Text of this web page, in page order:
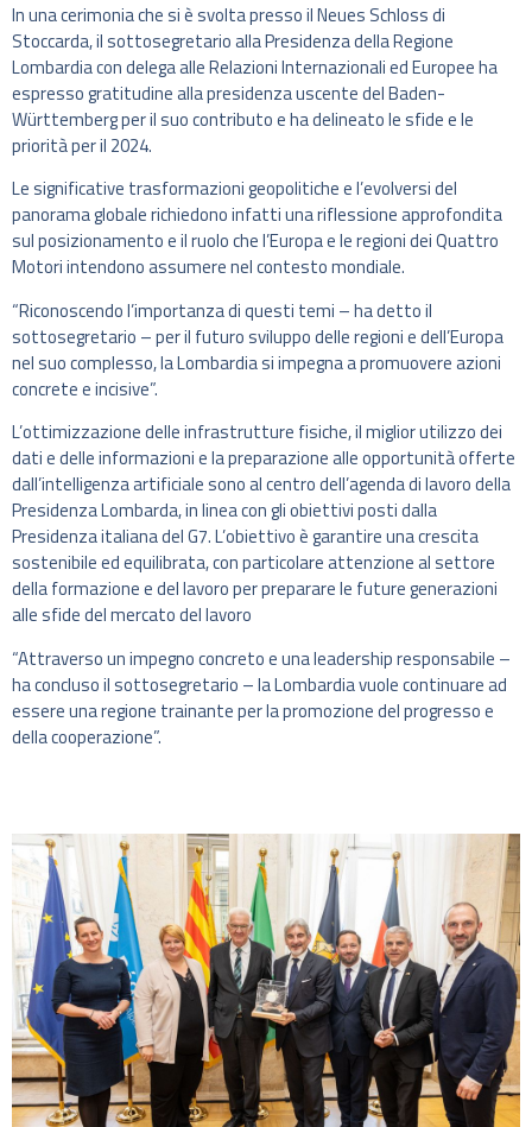
In una cerimonia che si è svolta presso il Neues Schloss di
Stoccarda, il sottosegretario alla Presidenza della Regione
Lombardia con delega alle Relazioni Internazionali ed Europee ha
espresso gratitudine alla presidenza uscente del Baden-
Württemberg per il suo contributo e ha delineato le sfide e le
priorità per il 2024.
Le significative trasformazioni geopolitiche e l’evolversi del
panorama globale richiedono infatti una riflessione approfondita
sul posizionamento e il ruolo che l’Europa e le regioni dei Quattro
Motori intendono assumere nel contesto mondiale.
“Riconoscendo l’importanza di questi temi – ha detto il
sottosegretario – per il futuro sviluppo delle regioni e dell’Europa
nel suo complesso, la Lombardia si impegna a promuovere azioni
concrete e incisive”.
L’ottimizzazione delle infrastrutture fisiche, il miglior utilizzo dei
dati e delle informazioni e la preparazione alle opportunità offerte
dall’intelligenza artificiale sono al centro dell’agenda di lavoro della
Presidenza Lombarda, in linea con gli obiettivi posti dalla
Presidenza italiana del G7. L’obiettivo è garantire una crescita
sostenibile ed equilibrata, con particolare attenzione al settore
della formazione e del lavoro per preparare le future generazioni
alle sfide del mercato del lavoro
“Attraverso un impegno concreto e una leadership responsabile –
ha concluso il sottosegretario – la Lombardia vuole continuare ad
essere una regione trainante per la promozione del progresso e
della cooperazione”.